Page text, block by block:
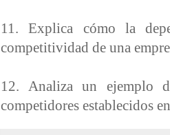
11. Explica cómo la
competitividad de una
12. Analiza un ejemplo
competidores establecidos